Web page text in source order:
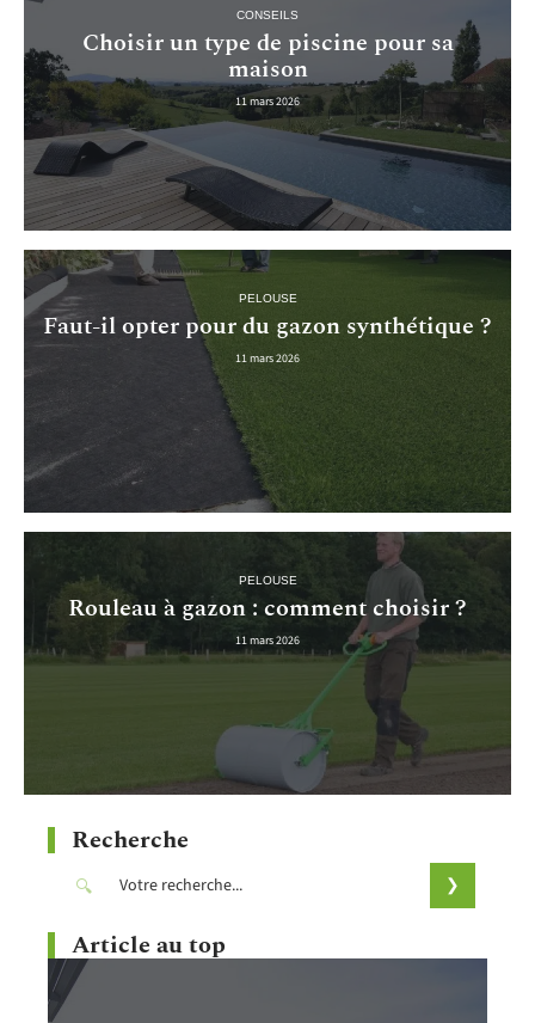
CONSEILS
Choisir un type de piscine pour sa
maison
11 mars 2026
PELOUSE
Faut-il opter pour du gazon synthétique ?
11 mars 2026
PELOUSE
Rouleau à gazon : comment choisir ?
11 mars 2026
Recherche
Article au top